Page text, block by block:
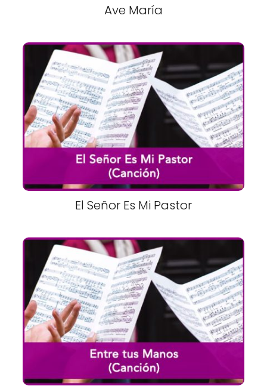
Ave María
El Señor Es Mi Pastor